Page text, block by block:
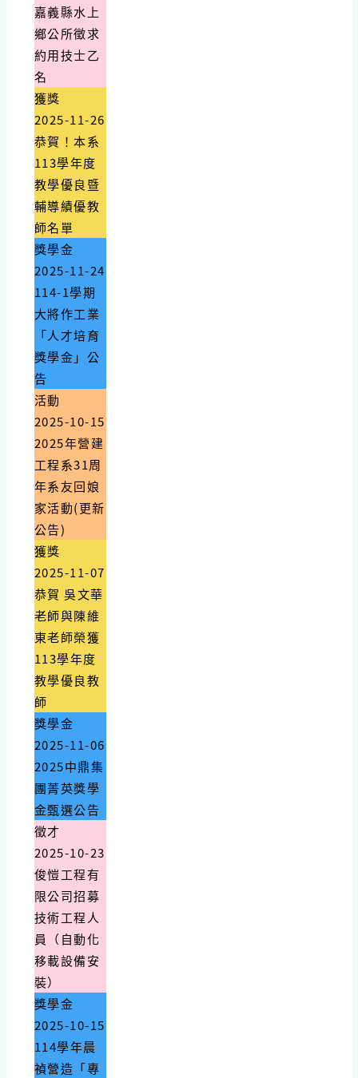
嘉義縣水上
鄉公所徵求
約用技士乙
名
獲獎
2025-11-26
恭賀！本系
113學年度
教學優良暨
輔導績優教
師名單
獎學金
2025-11-24
114-1學期
大將作工業
「人才培育
獎學金」公
告
活動
2025-10-15
2025年營建
工程系31周
年系友回娘
家活動(更新
公告)
獲獎
2025-11-07
恭賀 吳文華
老師與陳維
東老師榮獲
113學年度
教學優良教
師
獎學金
2025-11-06
2025中鼎集
團菁英獎學
金甄選公告
徵才
2025-10-23
俊愷工程有
限公司招募
技術工程人
員（自動化
移載設備安
裝）
獎學金
2025-10-15
114學年晨
禎營造「專